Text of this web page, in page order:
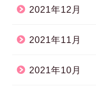
2021年12月
2021年11月
2021年10月